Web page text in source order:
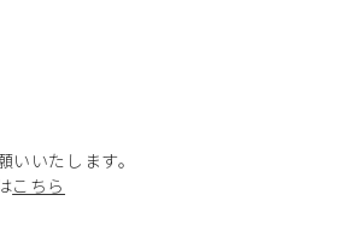
いたします。
こちら